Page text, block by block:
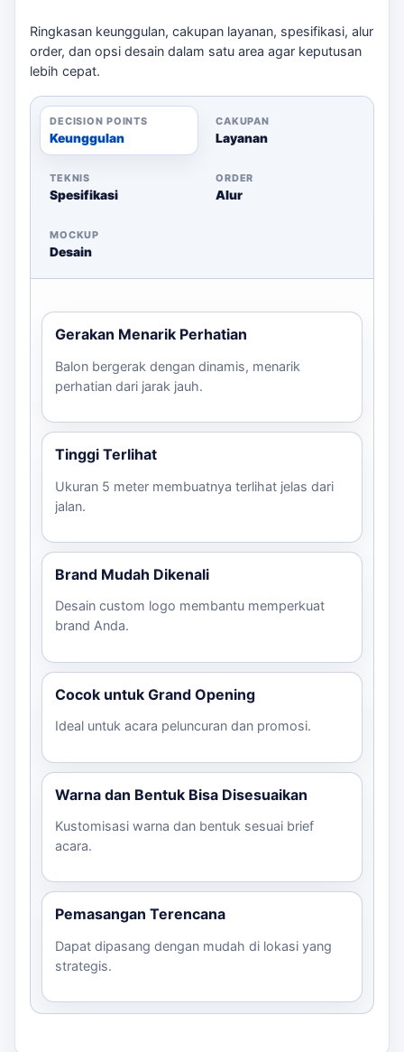
Untuk konsultasi lebih lanjut, hubungi kami via
WhatsApp.
Ringkasan keunggulan, cakupan layanan, spesifikasi, alur
order, dan opsi desain dalam satu area agar keputusan
lebih cepat.
DECISION POINTS
Keunggulan
CAKUPAN
Layanan
TEKNIS
Spesifikasi
ORDER
Alur
MOCKUP
Desain
Gerakan Menarik Perhatian
Balon bergerak dengan dinamis, menarik
perhatian dari jarak jauh.
Tinggi Terlihat
Ukuran 5 meter membuatnya terlihat jelas dari
jalan.
Brand Mudah Dikenali
Desain custom logo membantu memperkuat
brand Anda.
Cocok untuk Grand Opening
Ideal untuk acara peluncuran dan promosi.
Warna dan Bentuk Bisa Disesuaikan
Kustomisasi warna dan bentuk sesuai brief
acara.
Pemasangan Terencana
Dapat dipasang dengan mudah di lokasi yang
strategis.